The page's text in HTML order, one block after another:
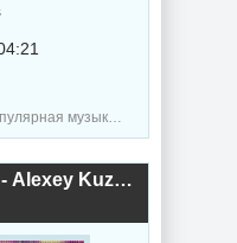
музыка / Альбомы музыка
Алексей Кузьминов - Alexey Kuzminov (2022) торрент